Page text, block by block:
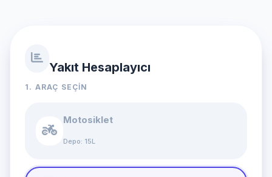
Yakıt Hesaplayıcı
1. ARAÇ SEÇIN
Motosiklet
Depo: 15L